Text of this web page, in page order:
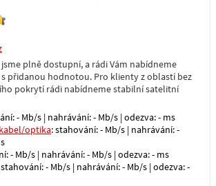
plně dostupní, a rádi Vám nabídneme
přidanou hodnotou. Pro klienty z oblastí bez
pokrytí rádi nabídneme stabilní satelitní
- Mb/s | nahrávání: - Mb/s | odezva: - ms
optika: stahování: - Mb/s | nahrávání: -
- Mb/s | nahrávání: - Mb/s | odezva: - ms
stahování: - Mb/s | nahrávání: - Mb/s | odezva: -